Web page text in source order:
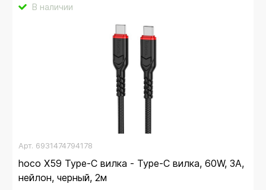
В наличии
Арт. 6931474794178
hoco X59 Type-C вилка - Type-C вилка, 60W, 3A,
нейлон, черный, 2м